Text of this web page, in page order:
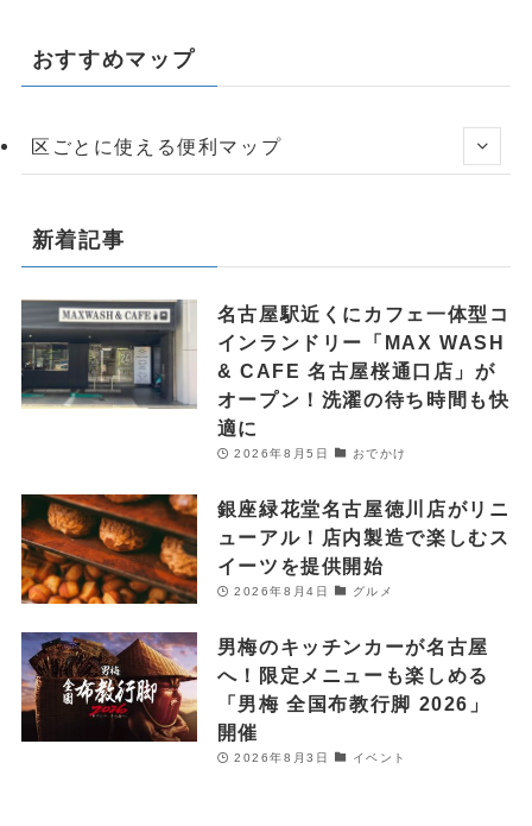
おすすめマップ
区ごとに使える便利マップ
新着記事
名古屋駅近くにカフェ一体型コ
インランドリー「MAX WASH
& CAFE 名古屋桜通口店」が
オープン！洗濯の待ち時間も快
適に
2026年8月5日 おでかけ
銀座緑花堂名古屋徳川店がリニ
ューアル！店内製造で楽しむス
イーツを提供開始
2026年8月4日 グルメ
男梅のキッチンカーが名古屋
へ！限定メニューも楽しめる
「男梅 全国布教行脚 2026」
開催
2026年8月3日 イベント